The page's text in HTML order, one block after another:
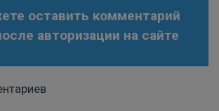
оставить комментарий
авторизации на сайте